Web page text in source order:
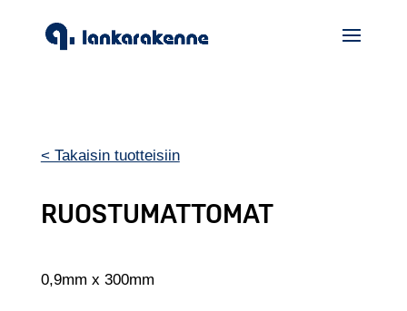
< Takaisin tuotteisiin
RUOSTUMATTOMAT
0,9mm x 300mm